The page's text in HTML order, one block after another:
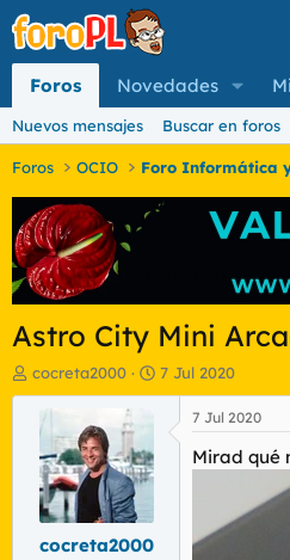
Foros Novedades
Nuevos mensajes Buscar en foros
Foros OCIO Foro Informática
Astro City Mini
I
n
a
d
o
cocreta2000
F
e
7 Jul 2020
cocreta2000
7 Jul 2020
Mirad qué